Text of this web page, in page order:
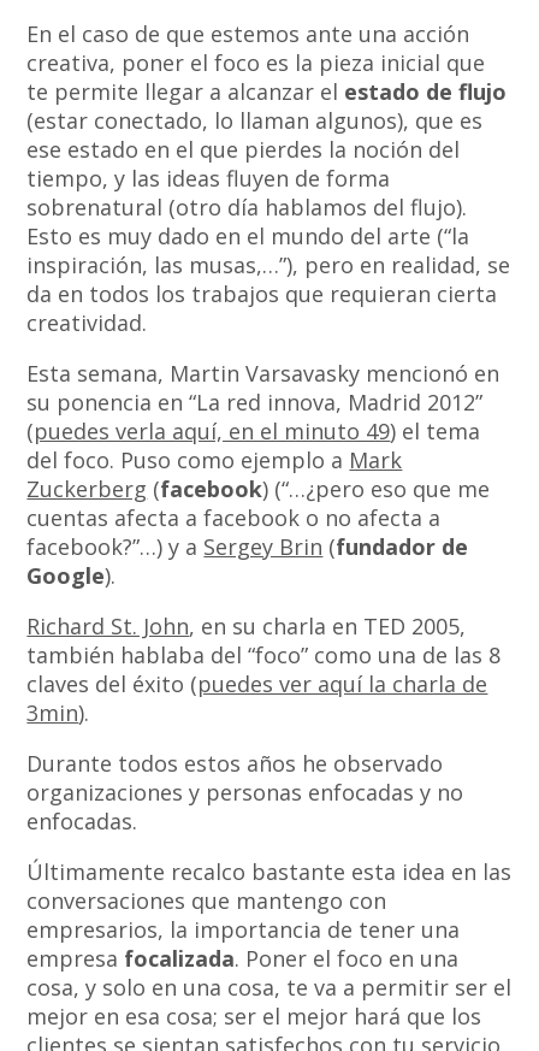
En el caso de que estemos ante una acción
creativa, poner el foco es la pieza inicial que
te permite llegar a alcanzar el estado de flujo
(estar conectado, lo llaman algunos), que es
ese estado en el que pierdes la noción del
tiempo, y las ideas fluyen de forma
sobrenatural (otro día hablamos del flujo).
Esto es muy dado en el mundo del arte (“la
inspiración, las musas,…”), pero en realidad, se
da en todos los trabajos que requieran cierta
creatividad.
Esta semana, Martin Varsavasky mencionó en
su ponencia en “La red innova, Madrid 2012”
(puedes verla aquí, en el minuto 49) el tema
del foco. Puso como ejemplo a Mark
Zuckerberg (facebook) (“…¿pero eso que me
cuentas afecta a facebook o no afecta a
facebook?”…) y a Sergey Brin (fundador de
Google).
Richard St. John, en su charla en TED 2005,
también hablaba del “foco” como una de las 8
claves del éxito (puedes ver aquí la charla de
3min).
Durante todos estos años he observado
organizaciones y personas enfocadas y no
enfocadas.
Últimamente recalco bastante esta idea en las
conversaciones que mantengo con
empresarios, la importancia de tener una
empresa focalizada. Poner el foco en una
cosa, y solo en una cosa, te va a permitir ser el
mejor en esa cosa; ser el mejor hará que los
clientes se sientan satisfechos con tu servicio